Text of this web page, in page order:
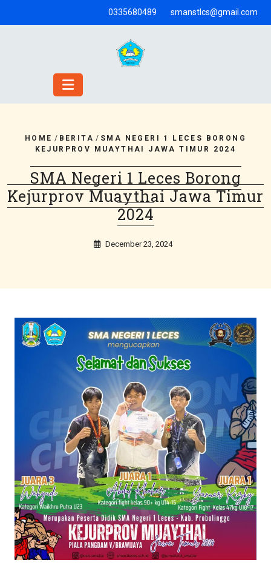
0335680489 smanstlcs@gmail.com
HOME / BERITA / SMA NEGERI 1 LECES BORONG
KEJURPROV MUAYTHAI JAWA TIMUR 2024
SMA Negeri 1 Leces Borong
Kejurprov Muaythai Jawa Timur
2024
December 23, 2024